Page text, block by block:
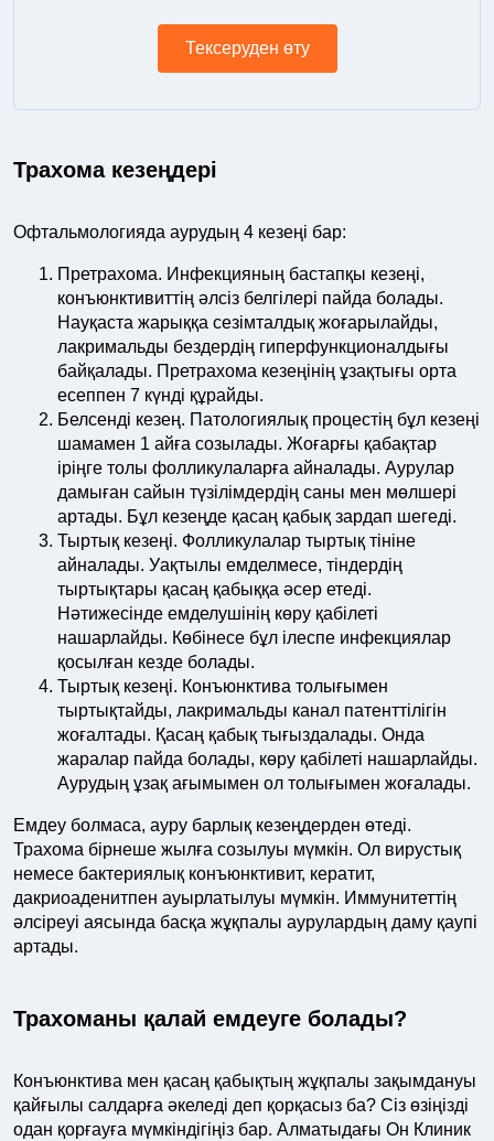
Тексеруден өту
Трахома кезеңдері
Офтальмологияда аурудың 4 кезеңі бар:
Претрахома. Инфекцияның бастапқы кезеңі,
конъюнктивиттің әлсіз белгілері пайда болады.
Науқаста жарыққа сезімталдық жоғарылайды,
лакримальды бездердің гиперфункционалдығы
байқалады. Претрахома кезеңінің ұзақтығы орта
есеппен 7 күнді құрайды.
Белсенді кезең. Патологиялық процестің бұл кезеңі
шамамен 1 айға созылады. Жоғарғы қабақтар
іріңге толы фолликулаларға айналады. Аурулар
дамыған сайын түзілімдердің саны мен мөлшері
артады. Бұл кезеңде қасаң қабық зардап шегеді.
Тыртық кезеңі. Фолликулалар тыртық тініне
айналады. Уақтылы емделмесе, тіндердің
тыртықтары қасаң қабыққа әсер етеді.
Нәтижесінде емделушінің көру қабілеті
нашарлайды. Көбінесе бұл ілеспе инфекциялар
қосылған кезде болады.
Тыртық кезеңі. Конъюнктива толығымен
тыртықтайды, лакримальды канал патенттілігін
жоғалтады. Қасаң қабық тығыздалады. Онда
жаралар пайда болады, көру қабілеті нашарлайды.
Аурудың ұзақ ағымымен ол толығымен жоғалады.
Емдеу болмаса, ауру барлық кезеңдерден өтеді.
Трахома бірнеше жылға созылуы мүмкін. Ол вирустық
немесе бактериялық конъюнктивит, кератит,
дакриоаденитпен ауырлатылуы мүмкін. Иммунитеттің
әлсіреуі аясында басқа жұқпалы аурулардың даму қаупі
артады.
Трахоманы қалай емдеуге болады?
Конъюнктива мен қасаң қабықтың жұқпалы зақымдануы
қайғылы салдарға әкеледі деп қорқасыз ба? Сіз өзіңізді
одан қорғауға мүмкіндігіңіз бар. Алматыдағы Он Клиник